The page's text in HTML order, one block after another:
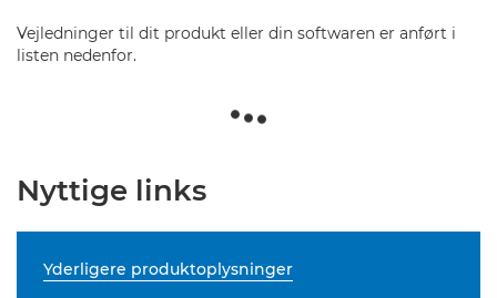
Vejledninger til dit produkt eller din softwaren er anført i
listen nedenfor.
Nyttige links
Yderligere produktoplysninger